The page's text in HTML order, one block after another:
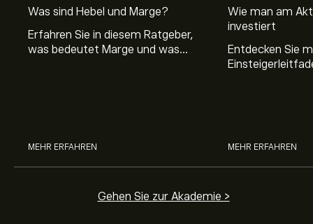
Was sind Hebel und Marge?
Erfahren Sie in diesem Ratgeber,
was bedeutet Marge und was
MEHR ERFAHREN
Wie man am
investiert
Entdecken Sie
MEHR ERFAHREN
Gehen Sie zur Akademie >